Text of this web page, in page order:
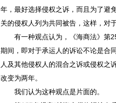
年，最好选择侵权之诉，而且为了避
关的侵权人列为共同被告，这样，对
有一种观点认为，《海商法》第
期间，即对于承运人的诉讼不论是合
人及其他侵权人的混合之诉或侵权之
改变为两年。
我们认为这种观点是片面的。